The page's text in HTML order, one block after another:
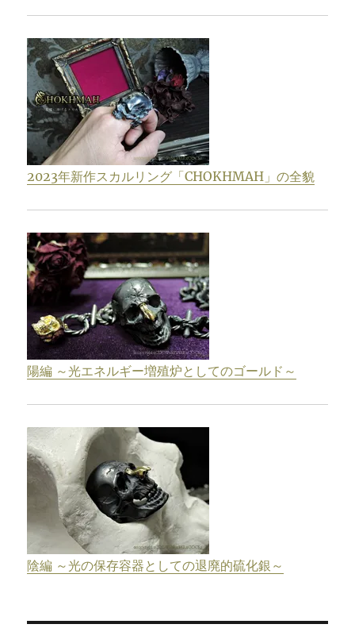
2023年新作スカルリング「CHOKHMAH」の全貌
陽編 ～光エネルギー増殖炉としてのゴールド～
陰編 ～光の保存容器としての退廃的硫化銀～